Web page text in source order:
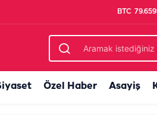
BTC
Özel Haber Asayiş